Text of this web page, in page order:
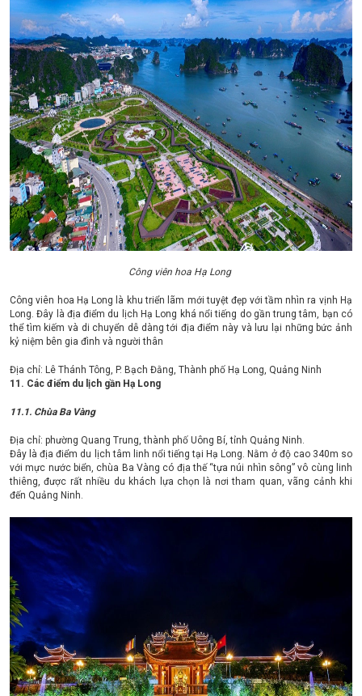
Công viên hoa Hạ Long
Công viên hoa Hạ Long là khu triển lãm mới tuyệt đẹp với tầm nhìn ra vịnh Hạ
Long. Đây là địa điểm du lịch Hạ Long khá nổi tiếng do gần trung tâm, bạn có
thể tìm kiếm và di chuyển dễ dàng tới địa điểm này và lưu lại những bức ảnh
kỷ niệm bên gia đình và người thân
Địa chỉ: Lê Thánh Tông, P. Bạch Đằng, Thành phố Hạ Long, Quảng Ninh
11. Các điểm du lịch gần Hạ Long
11.1. Chùa Ba Vàng
Địa chỉ: phường Quang Trung, thành phố Uông Bí, tỉnh Quảng Ninh.
Đây là địa điểm du lịch tâm linh nổi tiếng tại Hạ Long. Nằm ở độ cao 340m so
với mực nước biển, chùa Ba Vàng có địa thế “tựa núi nhìn sông” vô cùng linh
thiêng, được rất nhiều du khách lựa chọn là nơi tham quan, vãng cảnh khi
đến Quảng Ninh.